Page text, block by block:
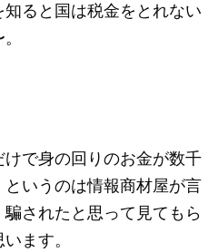
ると国は税金をとれない
で身の回りのお金が数千
いうのは情報商材屋が言
されたと思って見てもら
ます。